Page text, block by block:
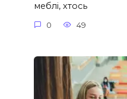
меблі, хтось
0 49